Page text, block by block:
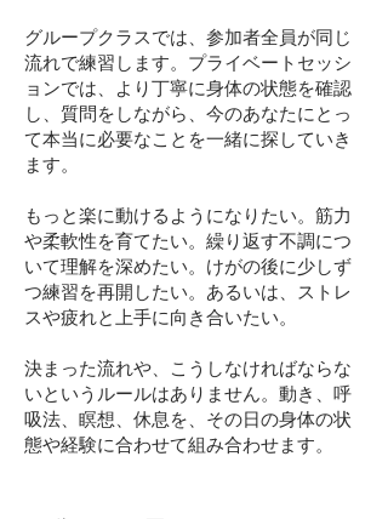
グループクラスでは、参加者全員が同じ
流れで練習します。プライベートセッシ
ョンでは、より丁寧に身体の状態を確認
し、質問をしながら、今のあなたにとっ
て本当に必要なことを一緒に探していき
ます。
もっと楽に動けるようになりたい。筋力
や柔軟性を育てたい。繰り返す不調につ
いて理解を深めたい。けがの後に少しず
つ練習を再開したい。あるいは、ストレ
スや疲れと上手に向き合いたい。
決まった流れや、こうしなければならな
いというルールはありません。動き、呼
吸法、瞑想、休息を、その日の身体の状
態や経験に合わせて組み合わせます。